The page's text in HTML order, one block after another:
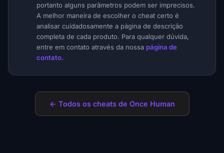
portanto alguns parâmetros podem ser imprecisos.
A melhor maneira de escolher o cheat certo é
analisar cuidadosamente a página de descrição
completa de cada produto. Para qualquer dúvida,
entre em contato através da nossa página de
contato.
← Todos os cheats de Once Human